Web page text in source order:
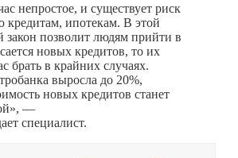
непростое, и существует риск
кредитам, ипотекам. В этой
закон позволит людям прийти в
новых кредитов, то их
брать в крайних случаях.
выросла до 20%,
новых кредитов станет
—
специалист.